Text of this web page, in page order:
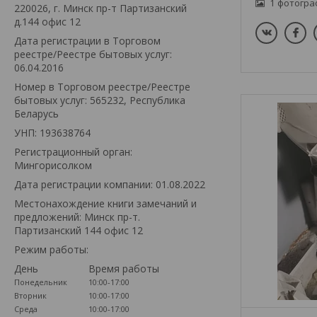
220026, г. Минск пр-т Партизанский
д.144 офис 12
Дата регистрации в Торговом
реестре/Реестре бытовых услуг:
06.04.2016
Номер в Торговом реестре/Реестре
бытовых услуг: 565232, Республика
Беларусь
УНП: 193638764
Регистрационный орган:
Мингорисолком
Дата регистрации компании: 01.08.2022
Местонахождение книги замечаний и
предложений: Минск пр-т.
Партизанский 144 офис 12
Режим работы:
День
Время работы
Понедельник
10:00-17:00
Вторник
10:00-17:00
Среда
10:00-17:00
1